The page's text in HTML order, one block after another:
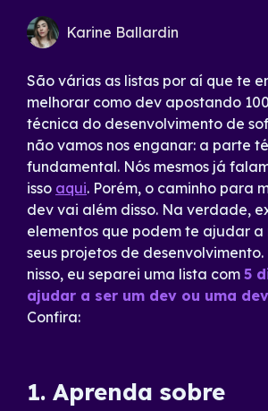
Karine Ballardin
São várias as listas por aí que te
melhorar como dev apostando
técnica do desenvolvimento de
não vamos nos enganar: a parte
fundamental. Nós mesmos já
isso aqui. Porém, o caminho para
dev vai além disso. Na verdade,
elementos que podem te ajudar a
seus projetos de desenvolvimento.
nisso, eu separei uma lista com 5
ajudar a ser um dev ou uma
Confira:
1. Aprenda sobre